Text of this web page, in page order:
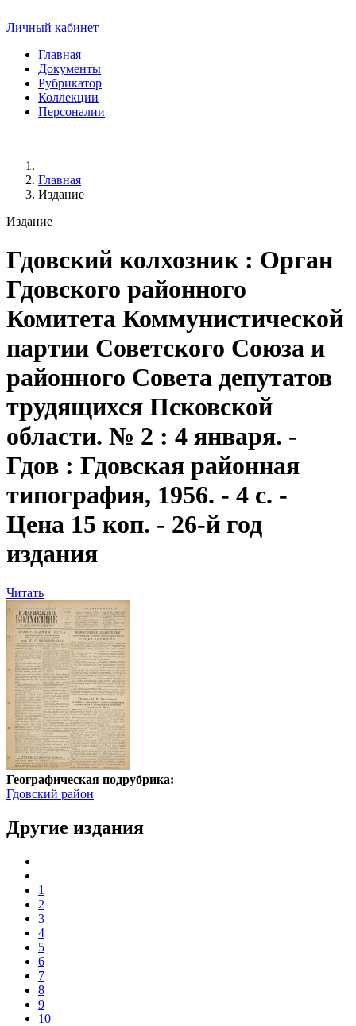
Личный кабинет
Главная
Документы
Рубрикатор
Коллекции
Персоналии
Главная
Издание
Издание
Гдовский колхозник: Орган
Гдовского районного
Комитета Коммунистической
партии Советского Союза и
районного Совета депутатов
трудящихся Псковской
области. № 2 : 4 января. -
Гдов : Гдовская районная
типография, 1956. - 4 с. -
Цена 15 коп. - 26-й год
издания
Читать
Географическая подрубрика:
Гдовский район
Другие издания
1
2
3
4
5
6
7
8
9
10